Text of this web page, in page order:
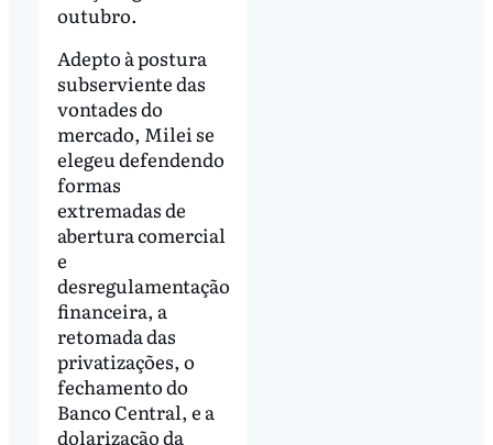
outubro.
Adepto à postura
subserviente das
vontades do
mercado, Milei se
elegeu defendendo
formas
extremadas de
abertura comercial
e
desregulamentação
financeira, a
retomada das
privatizações, o
fechamento do
Banco Central, e a
dolarização da